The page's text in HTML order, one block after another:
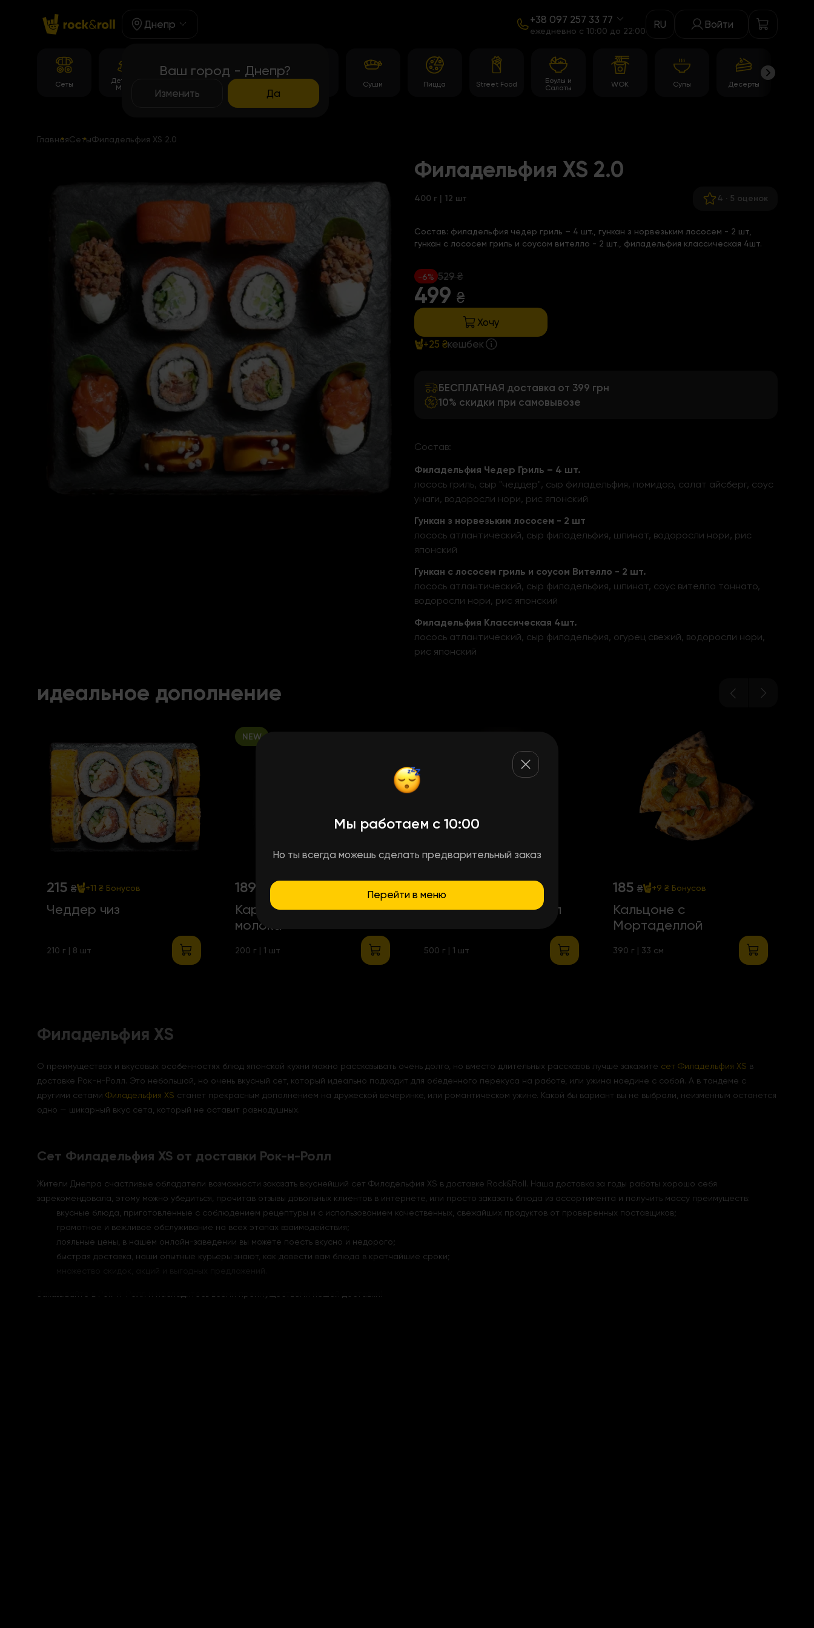
Днепр
Ваш город - Днепр?
Изменить Да
+38 097 257 33 77
ежедневно c 10:00 до 22:00
RU Войти
Сеты
Детское
Меню
Темпура
роллы
Суши Пицца Street Food
Боулы и
Салаты
WOK Супы Десерты
ГлавнаяСетыФиладельфия XS 2.0
Филадельфия XS 2.0
400 г | 12 шт 4 · 5 оценок
Состав: филадельфия чедер гриль – 4 шт., гункан з норвезьким лососем - 2 шт,
гункан с лососем гриль и соусом вителло - 2 шт., филадельфия классическая 4шт.
529 ₴
-6%
499 ₴
Хочу
+25 ₴кешбек
БЕСПЛАТНАЯ доставка от 399 грн
10% скидки при самовывозе
Состав:
Филадельфия Чедер Гриль – 4 шт.
лосось гриль, сыр "чеддер", сыр филадельфия, помидор, салат айсберг, соус
унаги, водоросли нори, рис японский
Гункан з норвезьким лососем - 2 шт
лосось атлантический, сыр филадельфия, шпинат, водоросли нори, рис
японский
Гункан с лососем гриль и соусом Вителло - 2 шт.
лосось атлантический, сыр филадельфия, шпинат, соус вителло тоннато,
водоросли нори, рис японский
Филадельфия Классическая 4шт.
лосось атлантический, сыр филадельфия, огурец свежий, водоросли нори,
рис японский
идеальное дополнение
215 ₴ +11 ₴ Бонусов
Чеддер чиз
210 г | 8 шт
NEW
189
Карамельный – три
молока
200 г | 1 шт
45
Кока-кола Зеро 0,5 л
500 г | 1 шт
185 ₴ +9 ₴ Бонусов
Кальцоне с
Мортаделлой
390 г | 33 см
Филадельфия XS
О преимуществах и вкусовых особенностях блюд японской кухни можно рассказывать очень долго, но вместо длительных рассказов лучше закажите сет Филадельфия XS в
доставке Рок-н-Ролл. Это небольшой, но очень вкусный сет, который идеально подходит для обеденного перекуса на работе, или ужина наедине с собой. А в тандеме с
другими сетами Филадельфия XS станет прекрасным дополнением на дружеской вечеринке, или романтическом ужине. Какой бы вариант вы не выбрали, неизменным останется
одно — шикарный вкус сета, который не оставит равнодушных.
Сет Филадельфия XS от доставки Рок-н-Ролл
Жители Днепра счастливые обладатели возможности заказать вкуснейший сет Филадельфия XS в доставке Rock&Roll. Наша доставка за годы работы хорошо себя
зарекомендовала, этому можно убедиться, прочитав отзывы довольных клиентов в интернете, или просто заказать блюда из ассортимента и получить массу преимуществ:
вкусные блюда, приготовленные с соблюдением рецептуры и с использованием качественных, свежайших продуктов от проверенных поставщиков;
грамотное и вежливое обслуживание на всех этапах взаимодействия;
лояльные цены, в нашем онлайн-заведении вы можете поесть вкусно и недорого;
быстрая доставка, наши опытные курьеры знают, как довести вам блюда в кратчайшие сроки;
Мы работаем с 10:00
Но ты всегда можешь сделать предварительный заказ
Перейти в меню